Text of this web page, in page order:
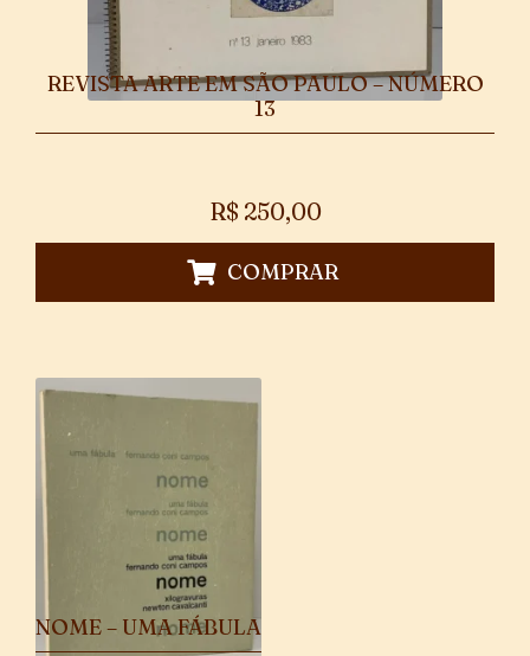
REVISTA ARTE EM SÃO PAULO – NÚMERO
13
R$ 250,00
COMPRAR
NOME – UMA FÁBULA